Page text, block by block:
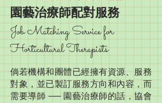
園藝治療師配對服務
Job Matching Service for
Horticultural Therapists
倘若機構和團體已經擁有資源、服務
對象，並已製訂服務方向和內容，而
需要導師 ── 園藝治療師的話，協會